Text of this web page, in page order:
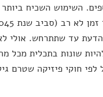
השימוש השכיח ביותר
עד שתתרחש. אולי
שונות בתכלית מכל
חוקי פיזיקה שטרם